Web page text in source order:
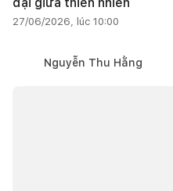
27/06/2026, lúc 10:00
Nguyễn Thu Hằng